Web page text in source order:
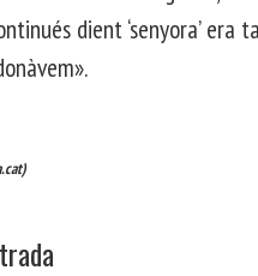
dient ‘senyora’